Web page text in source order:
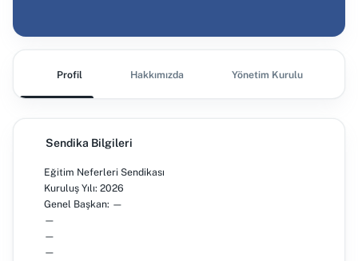
Profil Hakkımızda Yönetim Kurulu
Sendika Bilgileri
Eğitim Neferleri Sendikası
Kuruluş Yılı: 2026
Genel Başkan: —
—
—
—